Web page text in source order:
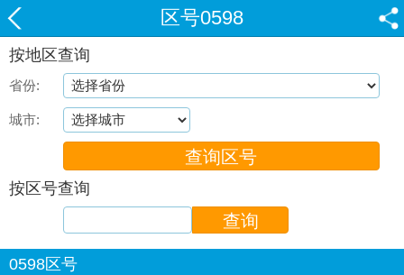
区号0598
按地区查询
省份:
城市:
按区号查询
0598区号